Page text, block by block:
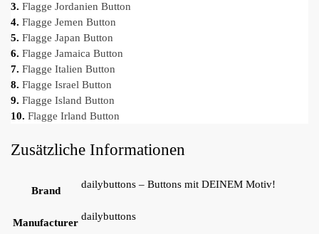
3. Flagge Jordanien Button
4. Flagge Jemen Button
5. Flagge Japan Button
6. Flagge Jamaica Button
7. Flagge Italien Button
8. Flagge Israel Button
9. Flagge Island Button
10. Flagge Irland Button
Zusätzliche Informationen
Brand
dailybuttons – Buttons mit DEINEM Motiv!
Manufacturer
dailybuttons